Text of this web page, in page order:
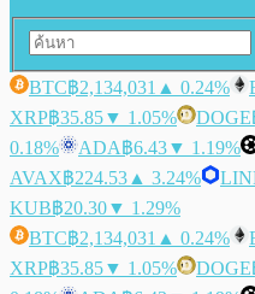
BTC฿2,134,031 ▲ 0.24%
XRP฿35.85▼ 1.05% DOGE
0.18%
ADA฿6.43▼ 1.19%
AVAX฿224.53 ▲ 3.24%
KUB฿20.30▼ 1.29%
BTC฿2,134,031 ▲ 0.24%
XRP฿35.85▼ 1.05% DOGE